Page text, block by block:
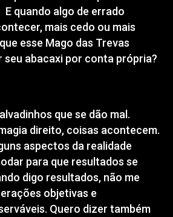
quando algo de errado
mais cedo ou mais
esse Mago das Trevas
seu abacaxi por conta própria?
que se dão mal.
direito, coisas acontecem.
aspectos da realidade
para que resultados se
digo resultados, não me
objetivas e
Quero dizer também